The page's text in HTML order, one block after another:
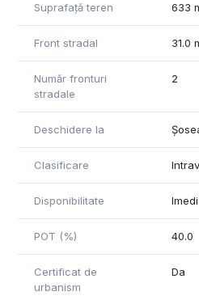
Suprafață teren 633
Front stradal 31.0
Număr fronturi
stradale
2
Deschidere la
Clasificare
Disponibilitate
POT (%) 40.0
Certificat de
urbanism
Da